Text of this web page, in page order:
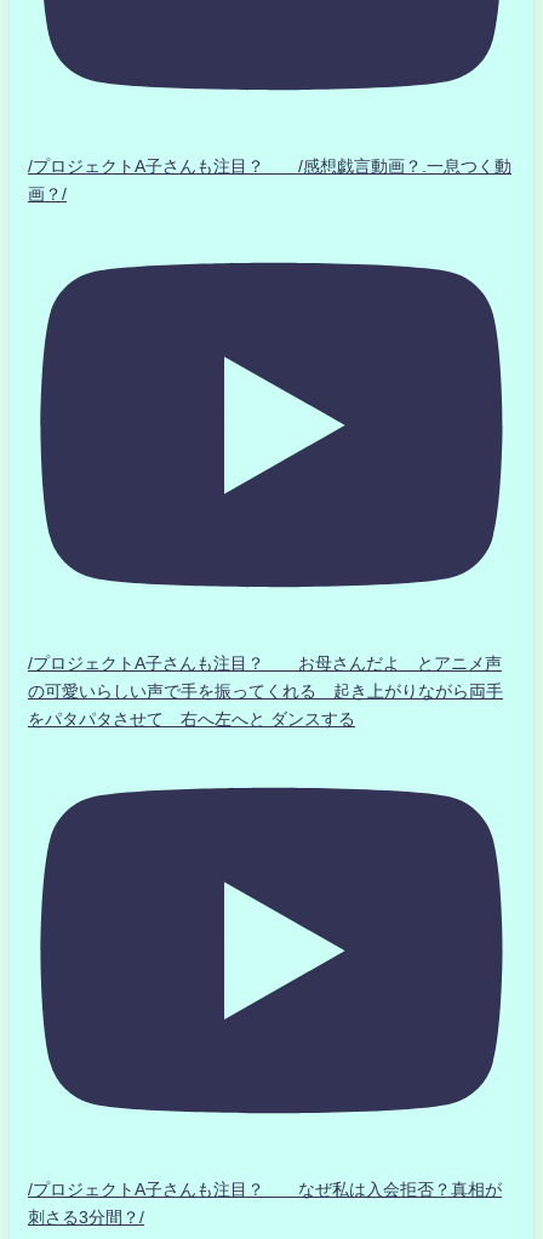
/プロジェクトA子さんも注目？ /感想戯言動画？.一息つく動
画？/
/プロジェクトA子さんも注目？ お母さんだよ とアニメ声
の可愛いらしい声で手を振ってくれる 起き上がりながら両手
をパタパタさせて 右へ左へと ダンスする
/プロジェクトA子さんも注目？ なぜ私は入会拒否？真相が
刺さる3分間？/